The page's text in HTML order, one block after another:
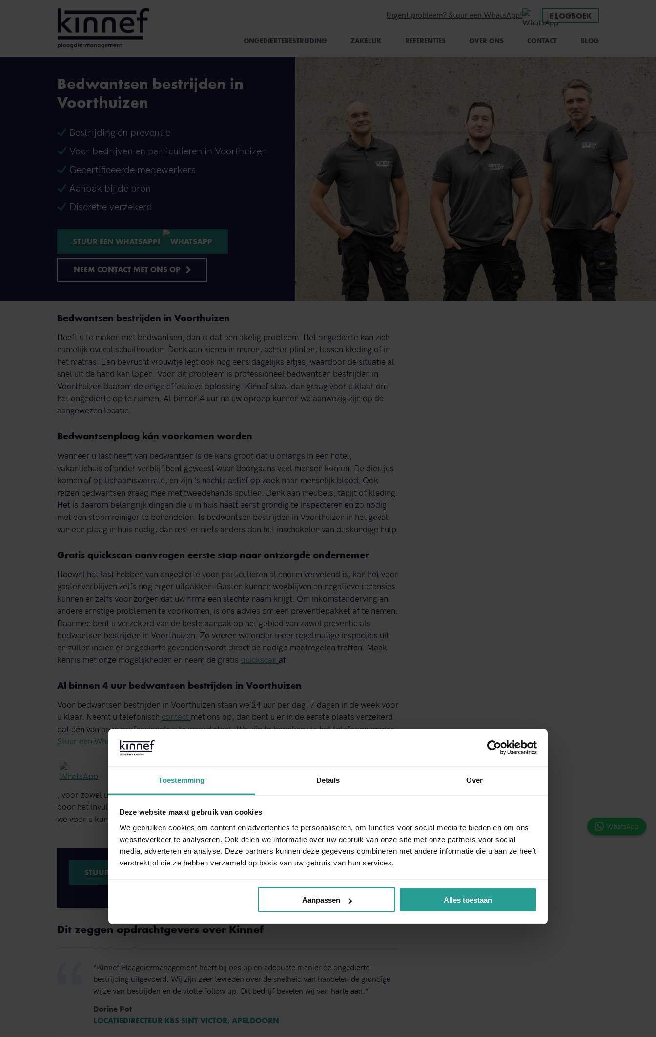
Toestemming Details Over
Deze website maakt gebruik van cookies
We gebruiken cookies om content en advertenties te personaliseren, om functies voor social media te bieden en om ons
websiteverkeer te analyseren. Ook delen we informatie over uw gebruik van onze site met onze partners voor social
media, adverteren en analyse. Deze partners kunnen deze gegevens combineren met andere informatie die u aan ze heeft
verstrekt of die ze hebben verzameld op basis van uw gebruik van hun services.
Aanpassen Alles toestaan
Urgent probleem? Stuur een WhatsApp! E LOGBOEK
ONGEDIERTEBESTRIJDING ZAKELIJK REFERENTIES OVER ONS CONTACT BLOG
Bedwantsen bestrijden in
Voorthuizen
Bestrijding én preventie
Voor bedrijven en particulieren in Voorthuizen
Gecertificeerde medewerkers
Aanpak bij de bron
Discretie verzekerd
STUUR EEN WHATSAPP!
NEEM CONTACT MET ONS OP
Bedwantsen bestrijden in Voorthuizen
Heeft u te maken met bedwantsen, dan is dat een akelig probleem. Het ongedierte kan zich
namelijk overal schuilhouden. Denk aan kieren in muren, achter plinten, tussen kleding of in
het matras. Een bevrucht vrouwtje legt ook nog eens dagelijks eitjes, waardoor de situatie al
snel uit de hand kan lopen. Voor dit probleem is professioneel bedwantsen bestrijden in
Voorthuizen daarom de enige effectieve oplossing. Kinnef staat dan graag voor u klaar om
het ongedierte op te ruimen. Al binnen 4 uur na uw oproep kunnen we aanwezig zijn op de
aangewezen locatie.
Bedwantsenplaag kán voorkomen worden
Wanneer u last heeft van bedwantsen is de kans groot dat u onlangs in een hotel,
vakantiehuis of ander verblijf bent geweest waar doorgaans veel mensen komen. De diertjes
komen af op lichaamswarmte, en zijn ’s nachts actief op zoek naar menselijk bloed. Ook
reizen bedwantsen graag mee met tweedehands spullen. Denk aan meubels, tapijt of kleding.
Het is daarom belangrijk dingen die u in huis haalt eerst grondig te inspecteren en zo nodig
met een stoomreiniger te behandelen. Is bedwantsen bestrijden in Voorthuizen in het geval
van een plaag in huis nodig, dan rest er niets anders dan het inschakelen van deskundige hulp.
Gratis quickscan aanvragen eerste stap naar ontzorgde ondernemer
Hoewel het last hebben van ongedierte voor particulieren al enorm vervelend is, kan het voor
gastenverblijven zelfs nog erger uitpakken. Gasten kunnen wegblijven en negatieve recensies
kunnen er zelfs voor zorgen dat uw firma een slechte naam krijgt. Om inkomstenderving en
andere ernstige problemen te voorkomen, is ons advies om een preventiepakket af te nemen.
Daarmee bent u verzekerd van de beste aanpak op het gebied van zowel preventie als
bedwantsen bestrijden in Voorthuizen. Zo voeren we onder meer regelmatige inspecties uit
en zullen indien er ongedierte gevonden wordt direct de nodige maatregelen treffen. Maak
kennis met onze mogelijkheden en neem de gratis quickscan af.
Al binnen 4 uur bedwantsen bestrijden in Voorthuizen
Voor bedwantsen bestrijden in Voorthuizen staan we 24 uur per dag, 7 dagen in de week voor
u klaar. Neemt u telefonisch contact met ons op, dan bent u er in de eerste plaats verzekerd
dat één van onze professionals u te woord staat. We zijn te bereiken via het telefoonnummer
Stuur een WhatsApp!
, voor zowel urgente gevallen als voor advies. Ook is er online contact met ons te leggen,
door het invullen en versturen van het digitaal beschikbare contactformulier. Ontdek zelf wat
we voor u kunnen betekenen.
STUUR EEN WHATSAPP!
Dit zeggen opdrachtgevers over Kinnef
“Kinnef Plaagdiermanagement heeft bij ons op en adequate manier de ongedierte
bestrijding uitgevoerd. Wij zijn zeer tevreden over de snelheid van handelen de grondige
wijze van bestrijden en de vlotte follow up. Dit bedrijf bevelen wij van harte aan.”
Dorine Pot
LOCATIEDIRECTEUR KBS SINT VICTOR, APELDOORN
WhatsApp